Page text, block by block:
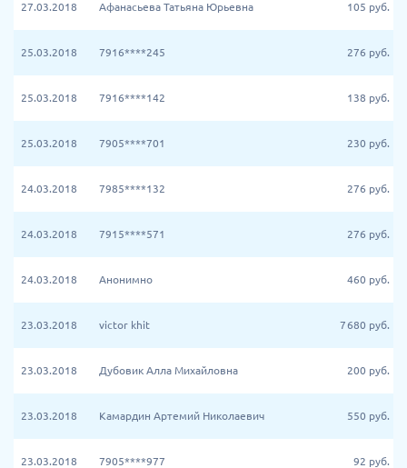
27.03.2018 Афанасьева Татьяна Юрьевна 105 руб.
25.03.2018 7916****245 276 руб.
25.03.2018 7916****142 138 руб.
25.03.2018 7905****701 230 руб.
24.03.2018 7985****132 276 руб.
24.03.2018 7915****571 276 руб.
24.03.2018 Анонимно 460 руб.
23.03.2018 victor khit 7 680 руб.
23.03.2018 Дубовик Алла Михайловна 200 руб.
23.03.2018 Камардин Артемий Николаевич 550 руб.
23.03.2018 7905****977 92 руб.